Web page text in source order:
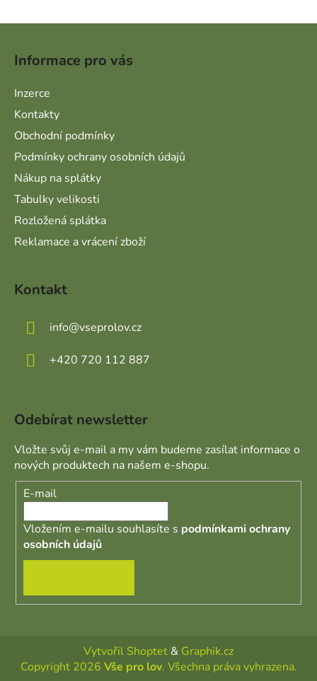
Informace pro vás
Inzerce
Kontakty
Obchodní podmínky
Podmínky ochrany osobních údajů
Nákup na splátky
Tabulky velikosti
Rozložená splátka
Reklamace a vrácení zboží
Kontakt
info@vseprolov.cz
+420 720 112 887
Odebírat newsletter
Vložte svůj e-mail a my vám budeme zasílat informace o
nových produktech na našem e-shopu.
E-mail
Vložením e-mailu souhlasíte s podmínkami ochrany
osobních údajů
Vytvořil Shoptet & Graphik.cz
Copyright 2026 Vše pro lov. Všechna práva vyhrazena.